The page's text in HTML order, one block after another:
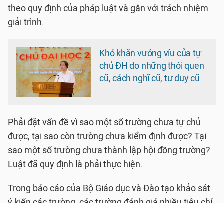
theo quy định của pháp luật và gắn với trách nhiệm
giải trình.
Khó khăn vướng víu của tự
chủ ĐH do những thói quen
cũ, cách nghĩ cũ, tư duy cũ
Phải đặt vấn đề vì sao một số trường chưa tự chủ
được, tại sao còn trường chưa kiểm định được? Tại
sao một số trường chưa thành lập hội đồng trường?
Luật đã quy định là phải thực hiện.
Trong báo cáo của Bộ Giáo dục và Đào tạo khảo sát